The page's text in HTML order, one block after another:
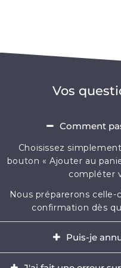
Vos
Comment
Choisissez
bouton « Ajouter au
compléter
Nous préparerons
confirmation dès
Puis-je